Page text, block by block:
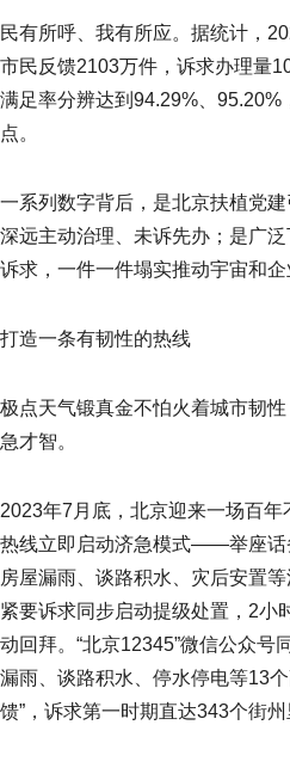
民有所呼、我有所应。据统计，
市民反馈2103万件，诉求办理量
满足率分辨达到94.29%、
点。
一系列数字背后，是北京扶植党
深远主动治理、未诉先办；是广
诉求，一件一件塌实推动宇宙和企
打造一条有韧性的热线
极点天气锻真金不怕火着城市韧
急才智。
2023年7月底，北京迎来一场百
热线立即启动济急模式——举座话
房屋漏雨、谈路积水、灾后安置
紧要诉求同步启动提级处置，2小
动回拜。“北京12345”微信公众号
漏雨、谈路积水、停水停电等13
馈”，诉求第一时期直达343个街州